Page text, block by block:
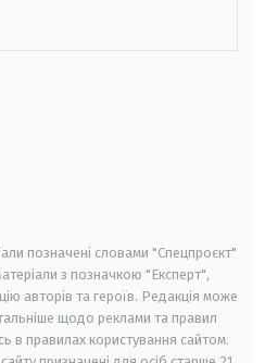
позначені словами "Спецпроєкт"
з позначкою "Експерт",
авторів та героїв. Редакція може
щодо реклами та правил
в правилах користування сайтом.